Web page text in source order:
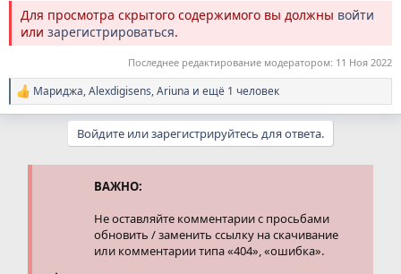
Для просмотра скрытого содержимого вы должны войти
или зарегистрироваться.
Последнее редактирование модератором: 11 Ноя 2022
Р
е
Мариджа,Alexdigisens,Ariuna и ещё 1 человек
Войдите или зарегистрируйтесь для ответа.
ВАЖНО:
Не оставляйте комментарии с просьбами
обновить / заменить ссылку на скачивание
или комментарии типа «404», «ошибка».